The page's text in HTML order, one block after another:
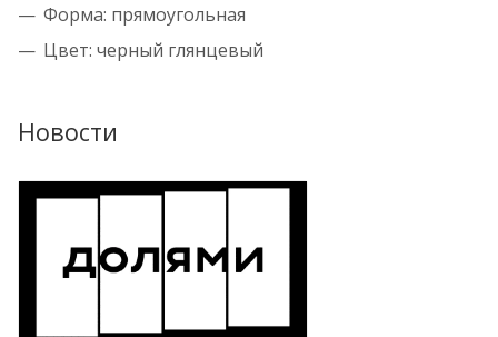
Форма: прямоугольная
Цвет: черный глянцевый
Новости